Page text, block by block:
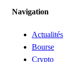
Navigation
Actualités
Bourse
Crypto